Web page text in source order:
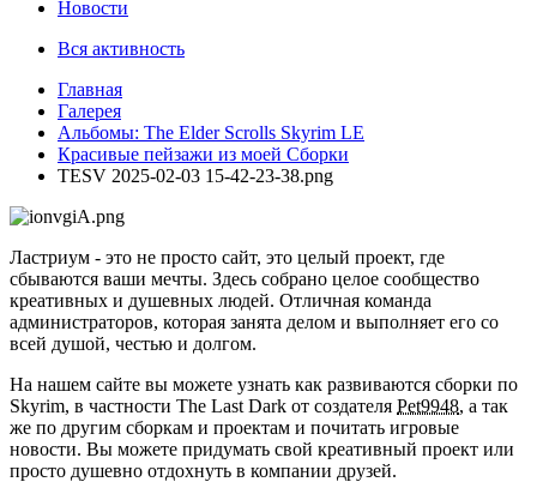
Новости
Вся активность
Главная
Галерея
Альбомы: The Elder Scrolls Skyrim LE
Красивые пейзажи из моей Сборки
TESV 2025-02-03 15-42-23-38.png
Ластриум - это не просто сайт, это целый проект, где
сбываются ваши мечты. Здесь собрано целое сообщество
креативных и душевных людей. Отличная команда
администраторов, которая занята делом и выполняет его со
всей душой, честью и долгом.
На нашем сайте вы можете узнать как развиваются сборки по
Skyrim, в частности The Last Dark от создателя Pet9948, а так
же по другим сборкам и проектам и почитать игровые
новости. Вы можете придумать свой креативный проект или
просто душевно отдохнуть в компании друзей.